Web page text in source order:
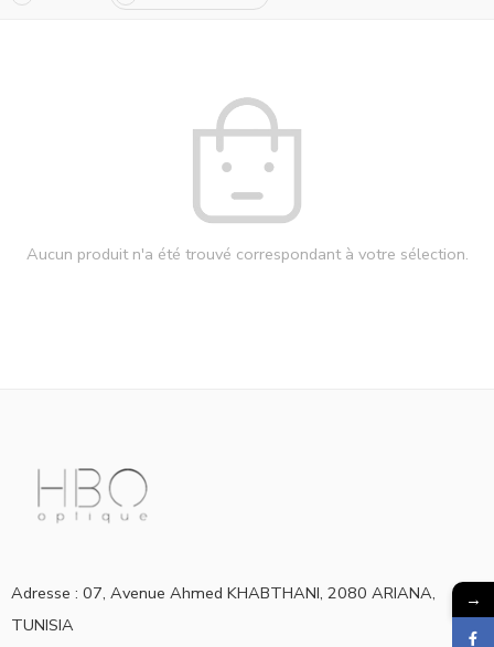
Aucun produit n'a été trouvé correspondant à votre sélection.
Adresse : 07, Avenue Ahmed KHABTHANI, 2080 ARIANA,
TUNISIA
→